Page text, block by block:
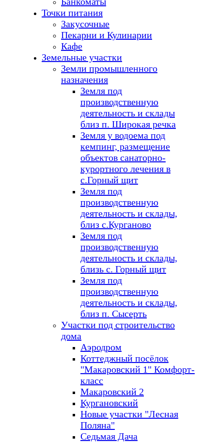
Точки питания
Закусочные
Пекарни и Кулинарии
Кафе
Земельные участки
Земли промышленного
назначения
Земля под
производственную
деятельность и склады
близ п. Широкая речка
Земля у водоема под
кемпинг, размещение
объектов санаторно-
курортного лечения в
с.Горный щит
Земля под
производственную
деятельность и склады,
близ с.Курганово
Земля под
производственную
деятельность и склады,
близь с. Горный щит
Земля под
производственную
деятельность и склады,
близ п. Сысерть
Участки под строительство
дома
Аэродром
Коттеджный посёлок
"Макаровский 1" Комфорт-
класс
Макаровский 2
Кургановский
Новые участки "Лесная
Поляна"
Седьмая Дача